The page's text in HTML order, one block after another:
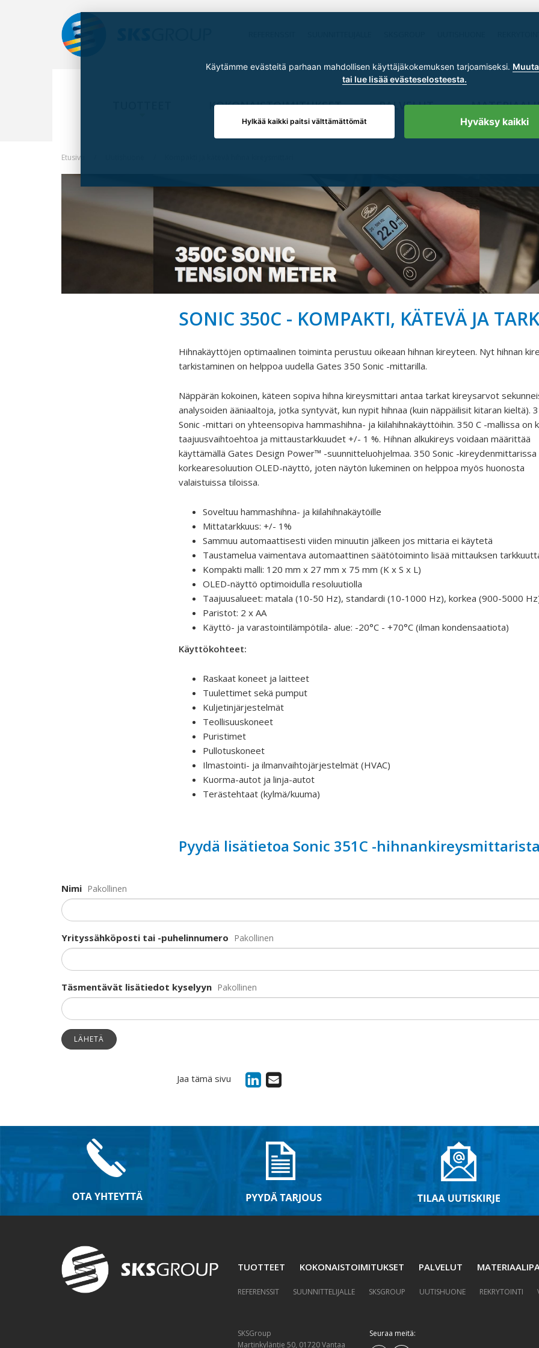
KOKONAISTOIMITUKSET PALVELUT
Etusivu
SONIC 350C - KOMPAKTI, KÄTEVÄ JA
Hihnakäyttöjen optimaalinen toiminta perustuu oikeaan hihnan kireyteen. Nyt hihnan
tarkistaminen on helppoa uudella Gates 350 Sonic -mittarilla.
Näppärän kokoinen, käteen sopiva hihna kireysmittari antaa tarkat kireysarvot
analysoiden ääniaaltoja, jotka syntyvät, kun nypit hihnaa (kuin näppäilisit kitaran kieltä).
Sonic -mittari on yhteensopiva hammashihna- ja kiilahihnakäyttöihin. 350 C -mallissa on
taajuusvaihtoehtoa ja mittaustarkkuudet +/- 1 %. Hihnan alkukireys voidaan määrittää
käyttämällä Gates Design Power™ -suunnitteluohjelmaa. 350 Sonic -kireydenmittarissa
korkearesoluution OLED-näyttö, joten näytön lukeminen on helppoa myös huonosta
valaistuissa tiloissa.
Soveltuu hammashihna- ja kiilahihnakäytöille
Mittatarkkuus: +/- 1%
Sammuu automaattisesti viiden minuutin jälkeen jos mittaria ei käytetä
Taustamelua vaimentava automaattinen säätötoiminto lisää mittauksen
Kompakti malli: 120 mm x 27 mm x 75 mm (K x S x L)
OLED-näyttö optimoidulla resoluutiolla
Taajuusalueet: matala (10-50 Hz), standardi (10-1000 Hz), korkea (900-5000
Paristot: 2 x AA
Käyttö- ja varastointilämpötila- alue: -20°C - +70°C (ilman kondensaatiota)
Käyttökohteet:
Raskaat koneet ja laitteet
Tuulettimet sekä pumput
Kuljetinjärjestelmät
Teollisuuskoneet
Puristimet
Pullotuskoneet
Ilmastointi- ja ilmanvaihtojärjestelmät (HVAC)
Kuorma-autot ja linja-autot
Terästehtaat (kylmä/kuuma)
Pyydä lisätietoa Sonic 351C -
Nimi Pakollinen
Yrityssähköposti tai -puhelinnumero Pakollinen
Täsmentävät lisätiedot kyselyyn Pakollinen
LÄHETÄ
Jaa tämä sivu
TUOTTEET KOKONAISTOIMITUKSET PALVELUT
REFERENSSIT SUUNNITTELIJALLE SKSGROUP UUTISHUONE REKRYTOINTI
SKSGroup
Martinkyläntie 50, 01720 Vantaa
Seuraa meitä:
Käytämme evästeitä parhaan mahdollisen käyttäjäkokemuksen tarjoamiseksi.
tai lue lisää evästeselosteesta.
Hyväksy kaikki
Hylkää kaikki paitsi välttämättömät